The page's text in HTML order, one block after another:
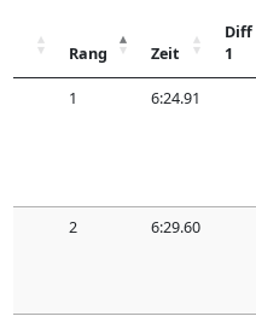
Rang Zeit
Diff
1
1 6:24.91
2 6:29.60